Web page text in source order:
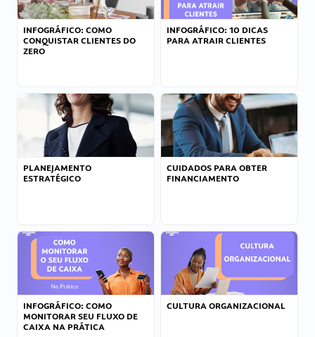
INFOGRÁFICO: COMO
CONQUISTAR CLIENTES DO
ZERO
INFOGRÁFICO: 10 DICAS
PARA ATRAIR CLIENTES
PLANEJAMENTO
ESTRATÉGICO
CUIDADOS PARA OBTER
FINANCIAMENTO
INFOGRÁFICO: COMO
MONITORAR SEU FLUXO DE
CAIXA NA PRÁTICA
CULTURA ORGANIZACIONAL